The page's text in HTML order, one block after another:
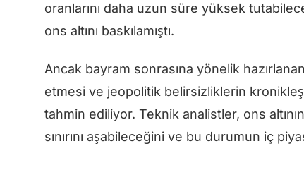
oranlarını daha uzun süre yüksek
ons altını baskılamıştı.
Ancak bayram sonrasına yönelik
etmesi ve jeopolitik belirsizliklerin
tahmin ediliyor. Teknik analistler, ons
sınırını aşabileceğini ve bu durumun iç